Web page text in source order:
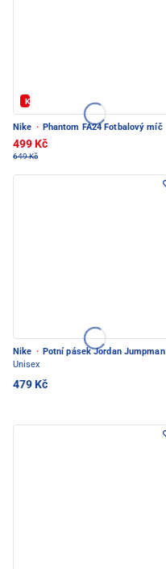
Kód: FOTBAL20
Nike · Phantom FA24 Fotbalový míč
499 Kč
649 Kč
Nike · Potní pásek Jordan Jumpman
Unisex
479 Kč